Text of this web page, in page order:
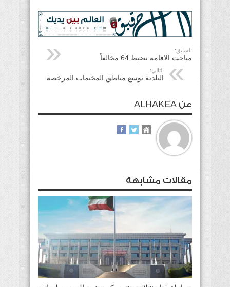
السابق:
مباحث الاقامة تضبط 64 مخالفاً
التالي:
البلدية توسع مناطق المخيمات المرخصة
عن ALHAKEA
مقالات مشابهة